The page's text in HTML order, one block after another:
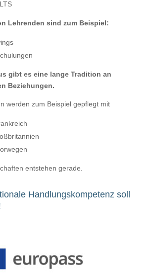
Lehrenden sind zum Beispiel:
gibt es eine lange Tradition an
Beziehungen.
werden zum Beispiel gepflegt mit
entstehen gerade.
Handlungskompetenz soll